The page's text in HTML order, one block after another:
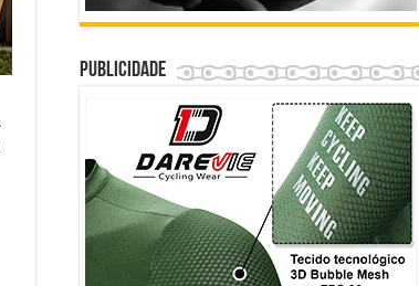
Publicidade